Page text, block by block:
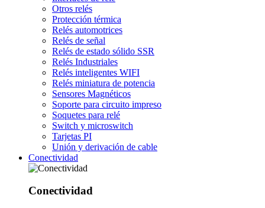
Otros relés
Protección térmica
Relés automotrices
Relés de señal
Relés de estado sólido SSR
Relés Industriales
Relés inteligentes WIFI
Relés miniatura de potencia
Sensores Magnéticos
Soporte para circuito impreso
Soquetes para relé
Switch y microswitch
Tarjetas PI
Unión y derivación de cable
Conectividad
Conectividad